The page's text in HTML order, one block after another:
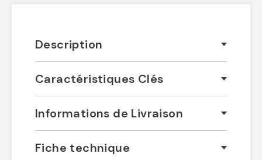
Description
Caractéristiques Clés
Informations de Livraison
Fiche technique